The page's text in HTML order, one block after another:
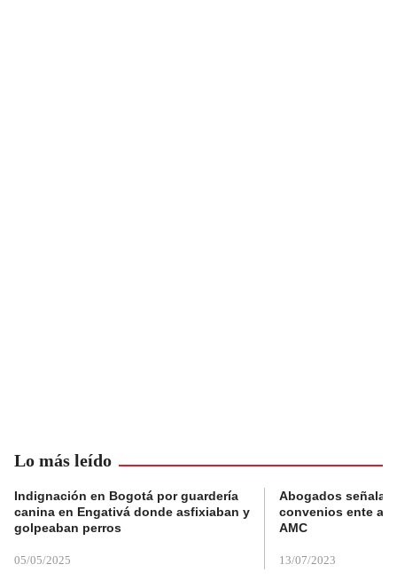
Lo más leído
Indignación en Bogotá por guardería
canina en Engativá donde asfixiaban y
golpeaban perros
05/05/2025
Abogados
convenios ente
AMC
13/07/2023